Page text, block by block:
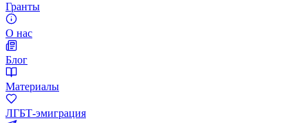
Гранты
О нас
Блог
Материалы
ЛГБТ-эмиграция